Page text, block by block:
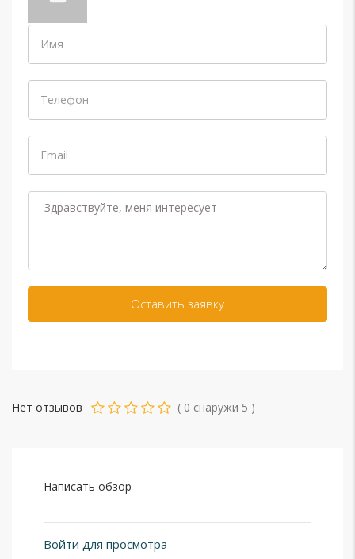
Нет отзывов ( 0 снаружи 5 )
Написать обзор
Войти для просмотра